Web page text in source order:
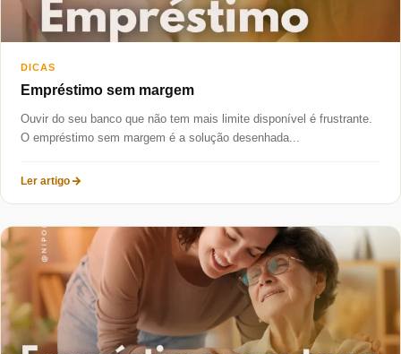
DICAS
Empréstimo sem margem
Ouvir do seu banco que não tem mais limite disponível é frustrante.
O empréstimo sem margem é a solução desenhada...
Ler artigo